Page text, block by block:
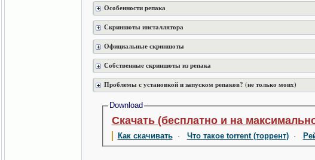
Особенности репака
Скриншоты инсталлятора
Официальные скриншоты
Собственные скриншоты из репака
Проблемы с установкой и запуском репаков? (не только моих)
Download
Скачать (бесплатно и на
Как скачивать· Что такое torrent (торрент)·